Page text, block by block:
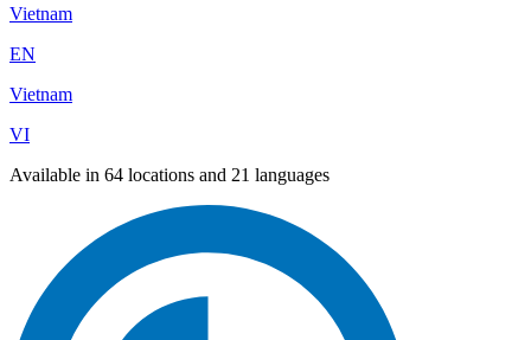
Vietnam
EN
Vietnam
VI
Available in 64 locations and 21 languages